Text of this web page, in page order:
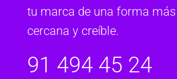
tu marca de una forma
cercana y creíble.
91 494 45 24